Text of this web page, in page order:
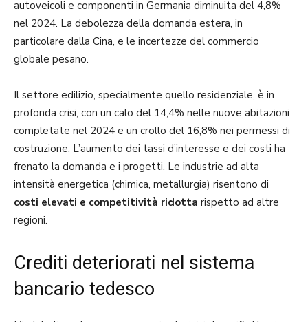
autoveicoli e componenti in Germania diminuita del 4,8%
nel 2024. La debolezza della domanda estera, in
particolare dalla Cina, e le incertezze del commercio
globale pesano.
Il settore edilizio, specialmente quello residenziale, è in
profonda crisi, con un calo del 14,4% nelle nuove abitazioni
completate nel 2024 e un crollo del 16,8% nei permessi di
costruzione. L’aumento dei tassi d’interesse e dei costi ha
frenato la domanda e i progetti. Le industrie ad alta
intensità energetica (chimica, metallurgia) risentono di
costi elevati e competitività ridotta rispetto ad altre
regioni.
Crediti deteriorati nel sistema
bancario tedesco